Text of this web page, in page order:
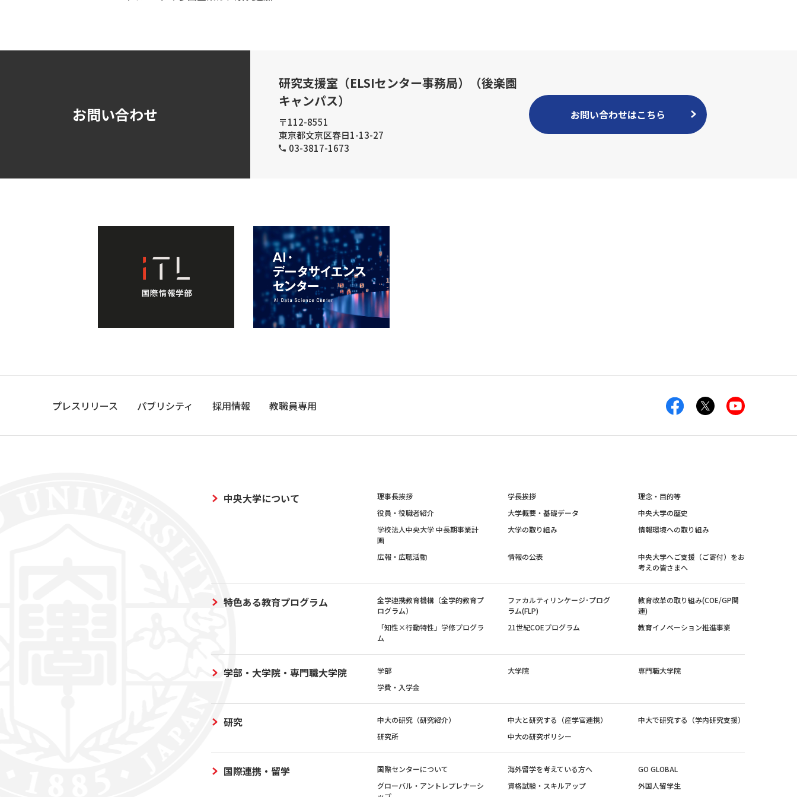
お問い合わせ
研究支援室（ELSIセンター事務局）（後楽園
キャンパス）
〒112-8551
東京都文京区春日1-13-27
03-3817-1673
お問い合わせはこちら
プレスリリース パブリシティ 採用情報 教職員専用
中央大学について 理事長挨拶 学長挨拶
理念・目的等
役員・役職者紹介
大学概要・基礎データ
中央大学の歴史
学校法人中央大学 中長期事業計
画
大学の取り組み 情報環境への取り組み
広報・広聴活動 情報の公表
中央大学へご支援（ご寄付）をお
考えの皆さまへ
特色ある教育プログラム
全学連携教育機構（全学的教育プ
ログラム）
ファカルティリンケージ･プログ
ラム(FLP)
教育改革の取り組み(COE/GP関
連)
「知性×行動特性」学修プログラ
ム
21世紀COEプログラム 教育イノベーション推進事業
学部・大学院・専門職大学院 学部 大学院
専門職大学院
学費・入学金
研究 中大の研究（研究紹介） 中大と研究する（産学官連携）
中大で研究する（学内研究支援）
研究所
中大の研究ポリシー
国際連携・留学 国際センターについて 海外留学を考えている方へ
GO GLOBAL
グローバル・アントレプレナーシ
資格試験・スキルアップ 外国人留学生